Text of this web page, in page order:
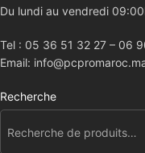
Du lundi au vendredi
Tel : 05 36 51 32 27 – 06
Email:
Recherche